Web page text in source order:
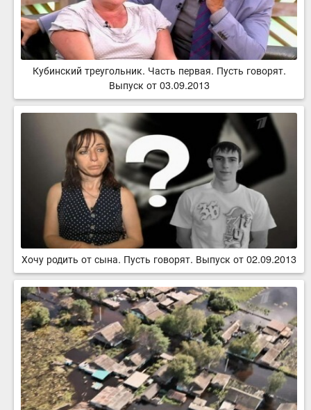
Кубинский треугольник. Часть первая. Пусть говорят.
Выпуск от 03.09.2013
Хочу родить от сына. Пусть говорят. Выпуск от 02.09.2013